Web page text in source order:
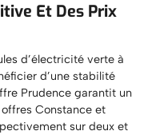
Et Des Prix
d’électricité verte à
d’une stabilité
Prudence garantit un
Constance et
sur deux et